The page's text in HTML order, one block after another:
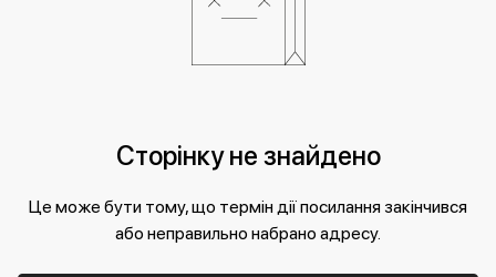
Сторінку не знайдено
Це може бути тому, що термін дії посилання закінчився
або неправильно набрано адресу.